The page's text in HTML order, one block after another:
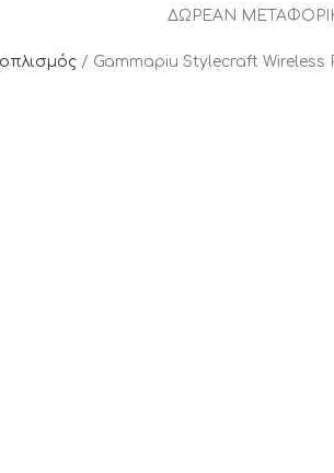
ΔΩΡΕΑΝ
Gammapiu Stylecraft